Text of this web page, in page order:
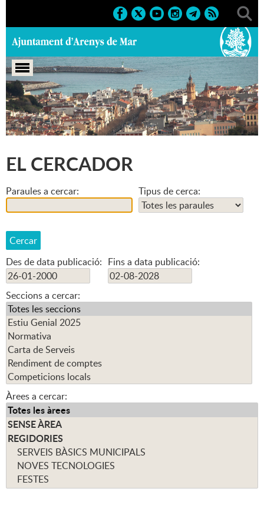
Portada > El cercador
EL CERCADOR
Paraules a cercar: Tipus de cerca:
Des de data publicació: Fins a data publicació:
Seccions a cercar:
Àrees a cercar: